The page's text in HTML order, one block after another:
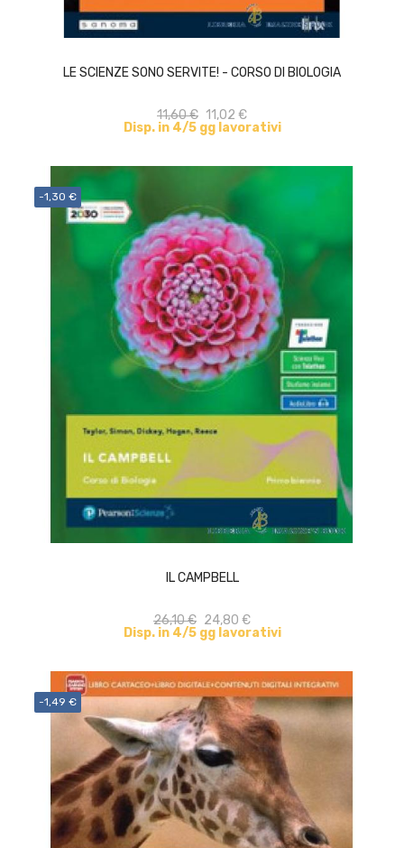
LE SCIENZE SONO SERVITE! - CORSO DI BIOLOGIA
11,60 € 11,02 €
Disp. in 4/5 gg lavorativi
-1,30 €
IL CAMPBELL
26,10 € 24,80 €
Disp. in 4/5 gg lavorativi
ACQUISTA
-1,49 €